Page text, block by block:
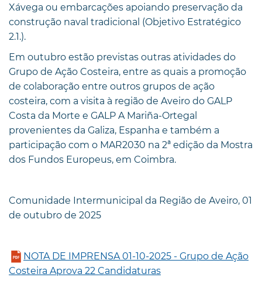
Xávega ou embarcações apoiando preservação da
construção naval tradicional (Objetivo Estratégico
2.1.).
Em outubro estão previstas outras atividades do
Grupo de Ação Costeira, entre as quais a promoção
de colaboração entre outros grupos de ação
costeira, com a visita à região de Aveiro do GALP
Costa da Morte e GALP A Mariña-Ortegal
provenientes da Galiza, Espanha e também a
participação com o MAR2030 na 2ª edição da Mostra
dos Fundos Europeus, em Coimbra.
Comunidade Intermunicipal da Região de Aveiro, 01
de outubro de 2025
NOTA DE IMPRENSA 01-10-2025 - Grupo de Ação
Costeira Aprova 22 Candidaturas